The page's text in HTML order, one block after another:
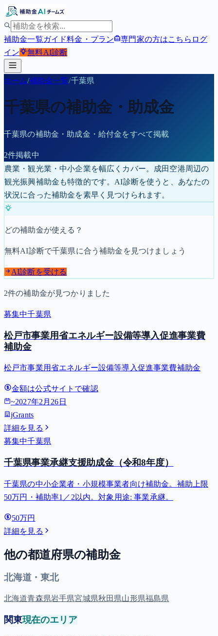
補助金一覧ガイド料金・プラン 専門家の方はこちら ログ
イン
無料AI診断
ホーム/補助金一覧/千葉県
千葉県の補助金・助成金
千葉県の補助金・助成金・給付金をすべて掲載
2件掲載中
農業・観光業・中小企業を幅広くカバー。成田空港周辺の
観光振興補助金も特徴的です。 AI診断を使うと、あなたの
状況に合った補助金を素早く見つけられます。
どの補助金が使える？
無料AI診断で千葉県に合う補助金を見つけましょう
AI診断を受ける
2件の補助金が見つかりました
募集中千葉県
松戸市事業用省エネルギー設備等導入促進事業費
補助金
松戸市事業用省エネルギー設備等導入促進事業費補助金
金額は公式サイトで確認
~2027年2月26日
jGrants
詳細を見る
募集中千葉県
千葉県事業承継支援助成金（令和8年度）
千葉県の中小企業者・小規模事業者向け補助金。補助上限
50万円・補助率1／2以内。対象用途: 事業承継。
50万円
詳細を見る
他の都道府県の補助金
北海道・東北
北海道青森県岩手県宮城県秋田県山形県福島県
関東現在のエリア